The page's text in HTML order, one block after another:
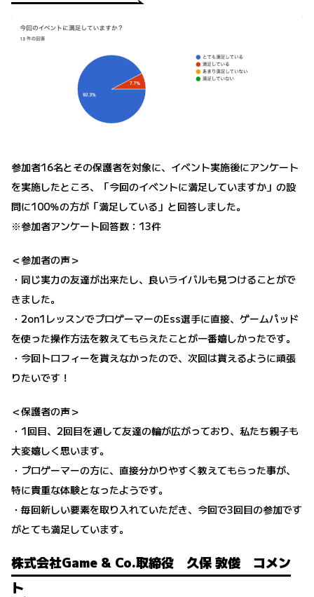
参加者16名とその保護者を対象に、イベント実施後にアンケート
を実施したところ、「今回のイベントに満足していますか」の設
問に100％の方が「満足している」と回答しました。
※参加者アンケート回答数：13件
＜参加者の声＞
・同じ実力の友達が出来たし、良いライバルも見つけることがで
きました。
・2on1レッスンでプロゲーマーのEss選手に直接、ゲームパッド
を使った操作方法を教えてもらえたことが一番嬉しかったです。
・今回トロフィーを貰えなかったので、次回は貰えるように頑張
りたいです！
＜保護者の声＞
・1回目、2回目を通して友達の輪が広がっており、私たち親子も
大変嬉しく思います。
・プロゲーマーの方に、直接分かりやすく教えてもらった事が、
特に貴重な体験となったようです。
・毎回新しい要素を取り入れていただき、今回で3回目の参加です
がとても満足しています。
株式会社Game & Co.取締役 久保 敦俊 コメン
ト